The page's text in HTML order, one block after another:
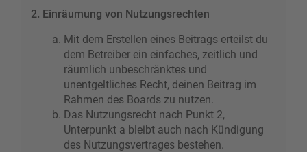
2. Einräumung von Nutzungsrechten
Mit dem Erstellen eines Beitrags erteilst du
dem Betreiber ein einfaches, zeitlich und
räumlich unbeschränktes und
unentgeltliches Recht, deinen Beitrag im
Rahmen des Boards zu nutzen.
Das Nutzungsrecht nach Punkt 2,
Unterpunkt a bleibt auch nach Kündigung
des Nutzungsvertrages bestehen.